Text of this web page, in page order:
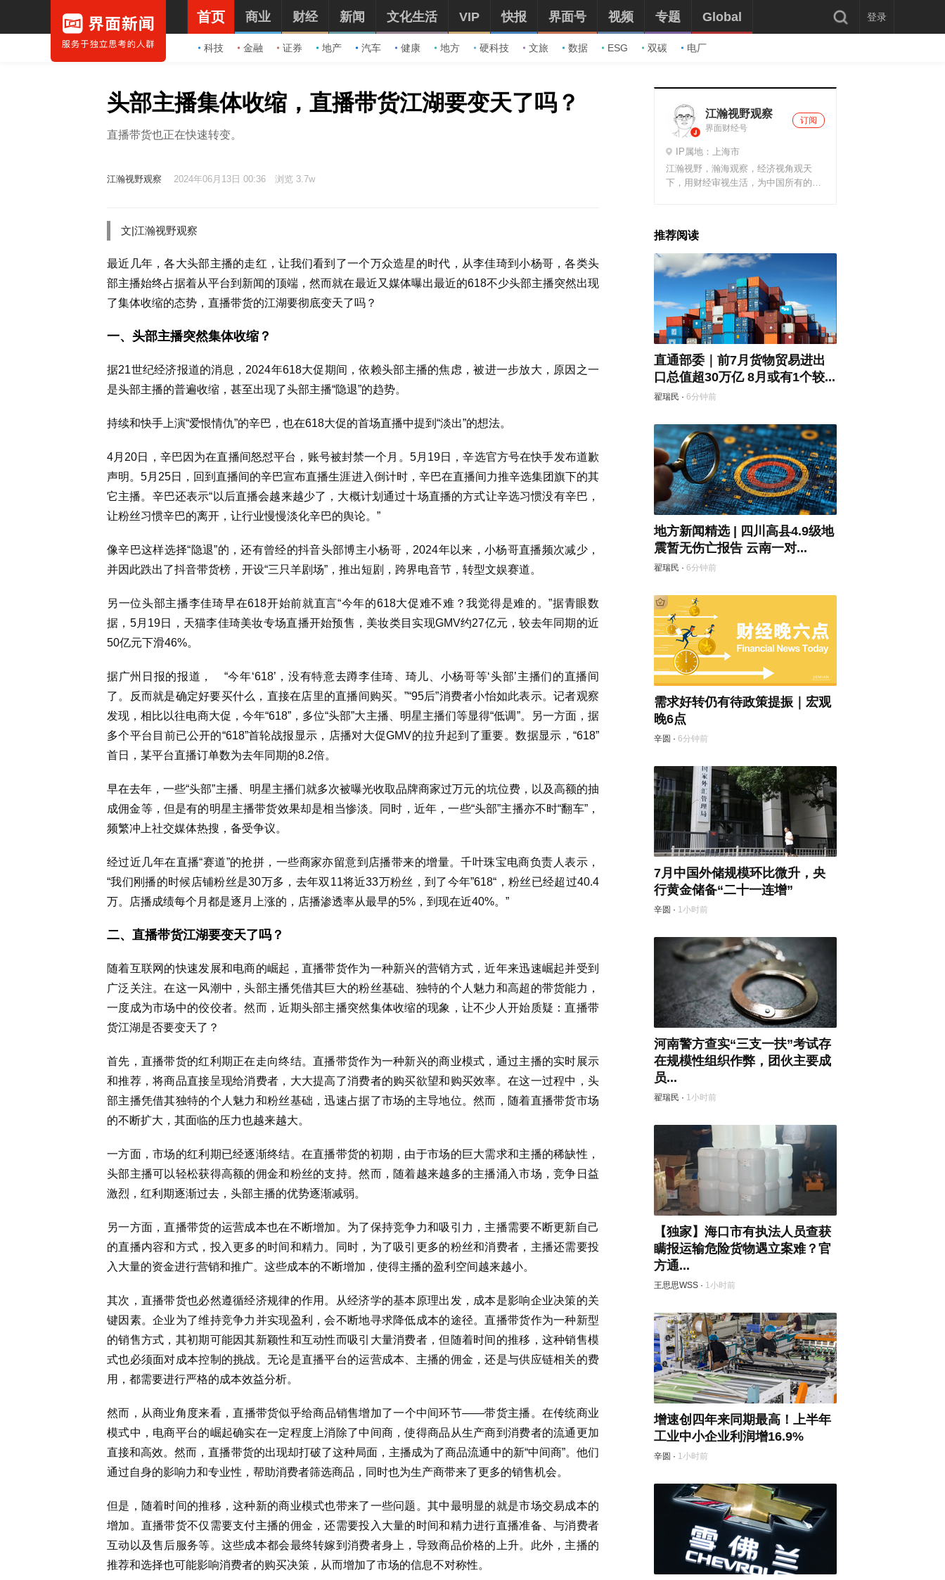
首页
科技 金融 证券 地产 汽车 健康 地方 硬科技 文旅 数据 ESG 双碳 电厂
商业 财经 新闻 文化生活 VIP 快报 界面号 视频 专题 Global 登录
头部主播集体收缩，直播带货江湖要变天了吗？
直播带货也正在快速转变。
江瀚视野观察 2024年06月13日 00:36 浏览 3.7w
文|江瀚视野观察
最近几年，各大头部主播的走红，让我们看到了一个万众造星的时代，从李佳琦到小杨哥，各类头
部主播始终占据着从平台到新闻的顶端，然而就在最近又媒体曝出最近的618不少头部主播突然出现
了集体收缩的态势，直播带货的江湖要彻底变天了吗？
一、头部主播突然集体收缩？
据21世纪经济报道的消息，2024年618大促期间，依赖头部主播的焦虑，被进一步放大，原因之一
是头部主播的普遍收缩，甚至出现了头部主播“隐退”的趋势。
持续和快手上演“爱恨情仇”的辛巴，也在618大促的首场直播中提到“淡出”的想法。
4月20日，辛巴因为在直播间怒怼平台，账号被封禁一个月。5月19日，辛选官方号在快手发布道歉
声明。5月25日，回到直播间的辛巴宣布直播生涯进入倒计时，辛巴在直播间力推辛选集团旗下的其
它主播。辛巴还表示“以后直播会越来越少了，大概计划通过十场直播的方式让辛选习惯没有辛巴，
让粉丝习惯辛巴的离开，让行业慢慢淡化辛巴的舆论。”
像辛巴这样选择“隐退”的，还有曾经的抖音头部博主小杨哥，2024年以来，小杨哥直播频次减少，
并因此跌出了抖音带货榜，开设“三只羊剧场”，推出短剧，跨界电音节，转型文娱赛道。
另一位头部主播李佳琦早在618开始前就直言“今年的618大促难不难？我觉得是难的。”据青眼数
据，5月19日，天猫李佳琦美妆专场直播开始预售，美妆类目实现GMV约27亿元，较去年同期的近
50亿元下滑46%。
据广州日报的报道， “今年‘618’，没有特意去蹲李佳琦、琦儿、小杨哥等‘头部’主播们的直播间
了。反而就是确定好要买什么，直接在店里的直播间购买。”“95后”消费者小怡如此表示。记者观察
发现，相比以往电商大促，今年“618”，多位“头部”大主播、明星主播们等显得“低调”。另一方面，据
多个平台目前已公开的“618”首轮战报显示，店播对大促GMV的拉升起到了重要。数据显示，“618”
首日，某平台直播订单数为去年同期的8.2倍。
早在去年，一些“头部”主播、明星主播们就多次被曝光收取品牌商家过万元的坑位费，以及高额的抽
成佣金等，但是有的明星主播带货效果却是相当惨淡。同时，近年，一些“头部”主播亦不时“翻车”，
频繁冲上社交媒体热搜，备受争议。
经过近几年在直播“赛道”的抢拼，一些商家亦留意到店播带来的增量。千叶珠宝电商负责人表示，
“我们刚播的时候店铺粉丝是30万多，去年双11将近33万粉丝，到了今年”618“，粉丝已经超过40.4
万。店播成绩每个月都是逐月上涨的，店播渗透率从最早的5%，到现在近40%。”
二、直播带货江湖要变天了吗？
随着互联网的快速发展和电商的崛起，直播带货作为一种新兴的营销方式，近年来迅速崛起并受到
广泛关注。在这一风潮中，头部主播凭借其巨大的粉丝基础、独特的个人魅力和高超的带货能力，
一度成为市场中的佼佼者。然而，近期头部主播突然集体收缩的现象，让不少人开始质疑：直播带
货江湖是否要变天了？
首先，直播带货的红利期正在走向终结。直播带货作为一种新兴的商业模式，通过主播的实时展示
和推荐，将商品直接呈现给消费者，大大提高了消费者的购买欲望和购买效率。在这一过程中，头
部主播凭借其独特的个人魅力和粉丝基础，迅速占据了市场的主导地位。然而，随着直播带货市场
的不断扩大，其面临的压力也越来越大。
一方面，市场的红利期已经逐渐终结。在直播带货的初期，由于市场的巨大需求和主播的稀缺性，
头部主播可以轻松获得高额的佣金和粉丝的支持。然而，随着越来越多的主播涌入市场，竞争日益
激烈，红利期逐渐过去，头部主播的优势逐渐减弱。
另一方面，直播带货的运营成本也在不断增加。为了保持竞争力和吸引力，主播需要不断更新自己
的直播内容和方式，投入更多的时间和精力。同时，为了吸引更多的粉丝和消费者，主播还需要投
入大量的资金进行营销和推广。这些成本的不断增加，使得主播的盈利空间越来越小。
其次，直播带货也必然遵循经济规律的作用。从经济学的基本原理出发，成本是影响企业决策的关
键因素。企业为了维持竞争力并实现盈利，会不断地寻求降低成本的途径。直播带货作为一种新型
的销售方式，其初期可能因其新颖性和互动性而吸引大量消费者，但随着时间的推移，这种销售模
式也必须面对成本控制的挑战。无论是直播平台的运营成本、主播的佣金，还是与供应链相关的费
用，都需要进行严格的成本效益分析。
然而，从商业角度来看，直播带货似乎给商品销售增加了一个中间环节——带货主播。在传统商业
模式中，电商平台的崛起确实在一定程度上消除了中间商，使得商品从生产商到消费者的流通更加
直接和高效。然而，直播带货的出现却打破了这种局面，主播成为了商品流通中的新“中间商”。他们
通过自身的影响力和专业性，帮助消费者筛选商品，同时也为生产商带来了更多的销售机会。
但是，随着时间的推移，这种新的商业模式也带来了一些问题。其中最明显的就是市场交易成本的
增加。直播带货不仅需要支付主播的佣金，还需要投入大量的时间和精力进行直播准备、与消费者
互动以及售后服务等。这些成本都会最终转嫁到消费者身上，导致商品价格的上升。此外，主播的
推荐和选择也可能影响消费者的购买决策，从而增加了市场的信息不对称性。
江瀚视野观察
界面财经号
订阅
IP属地：上海市
江瀚视野，瀚海观察，经济视角观天
下，用财经审视生活，为中国所有的中
推荐阅读
直通部委｜前7月货物贸易进出
口总值超30万亿 8月或有1个较...
翟瑞民 · 6分钟前
地方新闻精选 | 四川高县4.9级地
震暂无伤亡报告 云南一对...
翟瑞民 · 6分钟前
需求好转仍有待政策提振｜宏观
晚6点
辛圆 · 6分钟前
7月中国外储规模环比微升，央
行黄金储备“二十一连增”
辛圆 · 1小时前
河南警方查实“三支一扶”考试存
在规模性组织作弊，团伙主要成
员...
翟瑞民 · 1小时前
【独家】海口市有执法人员查获
瞒报运输危险货物遇立案难？官
方通...
王思思WSS · 1小时前
增速创四年来同期最高！上半年
工业中小企业利润增16.9%
辛圆 · 1小时前